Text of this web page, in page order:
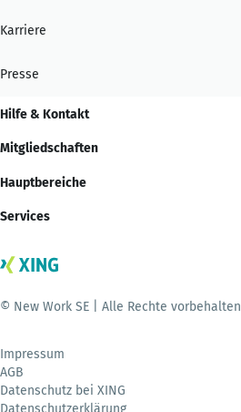
Karriere
Presse
Hilfe & Kontakt
Mitgliedschaften
Hauptbereiche
Services
© New Work SE | Alle Rechte vorbehalten
Impressum
AGB
Datenschutz bei XING
Datenschutzerklärung